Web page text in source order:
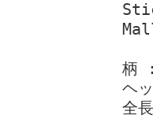
柄
ヘ
全